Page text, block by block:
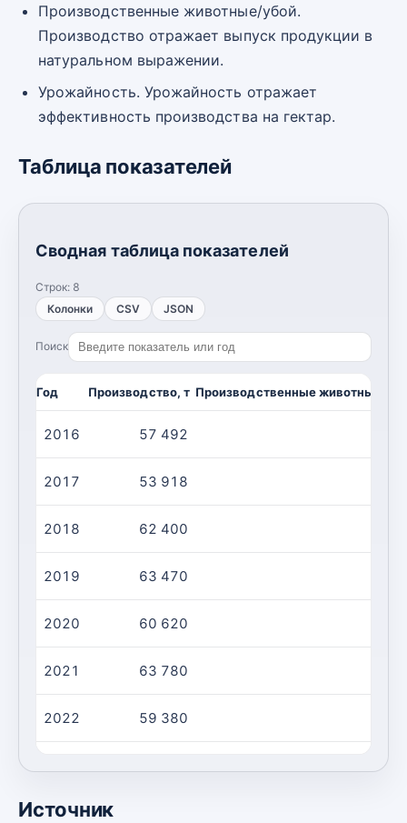
Производственные животные/убой.
Производство отражает выпуск продукции в
натуральном выражении.
Урожайность. Урожайность отражает
эффективность производства на гектар.
Таблица показателей
Сводная таблица показателей
Строк: 8
Колонки
CSV JSON
Поиск
Год Производство, т Производственные животные/
2016 57 492
2017 53 918
2018 62 400
2019 63 470
2020 60 620
2021 63 780
2022 59 380
4
Источник